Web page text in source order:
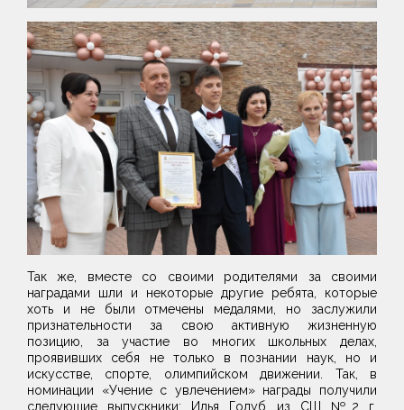
Так же, вместе со своими родителями за своими
наградами шли и некоторые другие ребята, которые
хоть и не были отмечены медалями, но заслужили
признательности за свою активную жизненную
позицию, за участие во многих школьных делах,
проявивших себя не только в познании наук, но и
искусстве, спорте, олимпийском движении. Так, в
номинации «Учение с увлечением» награды получили
следующие выпускники: Илья Голуб из СШ №2 г.